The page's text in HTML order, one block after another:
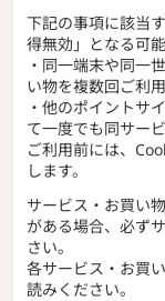
下記の事項に該当
得無効」となる可
・同一端末や同一
い物を複数回ご利
・他のポイントサ
て一度でも同サー
ご利用前には、
します。
サービス・お買い
がある場合、必ず
さい。
各サービス・お買
読みください。